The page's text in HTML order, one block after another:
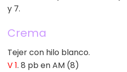
y 7.
Crema
Tejer con hilo blanco.
V 1. 8 pb en AM (8)